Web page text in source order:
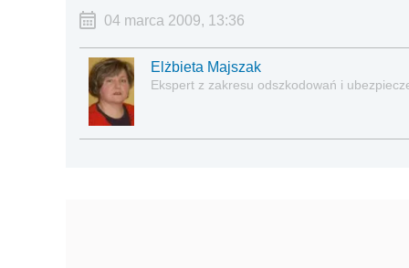
04 marca 2009, 13:36
Elżbieta Majszak
Ekspert z zakresu odszkodowań i